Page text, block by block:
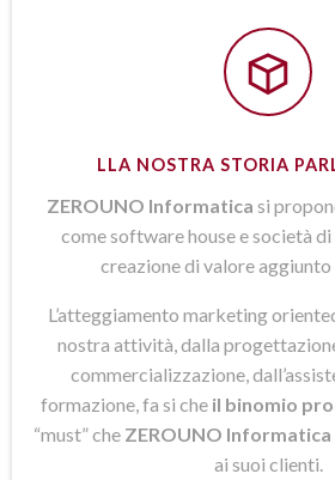
LLA NOSTRA STORIA
ZEROUNO Informatica si
come software house e società di
creazione di valore aggiunto
L’atteggiamento marketing
nostra attività, dalla
commercializzazione,
formazione, fa si che il binomio
“must” che ZEROUNO Informatica
ai suoi clienti.